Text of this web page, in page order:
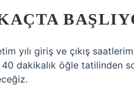
yılı giriş ve çıkış
40 dakikalık öğle tatilinden